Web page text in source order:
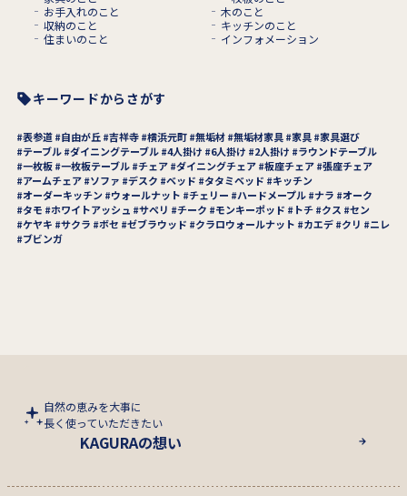
お手入れのこと
木のこと
収納のこと
キッチンのこと
住まいのこと
インフォメーション
キーワードからさがす
表参道 自由が丘 吉祥寺 横浜元町 無垢材 無垢材家具 家具 家具選び
テーブル ダイニングテーブル 4人掛け 6人掛け 2人掛け
ラウンドテーブル
一枚板 一枚板テーブル チェア ダイニングチェア 板座チェア 張座チェア
アームチェア
ソファ デスク ベッド タタミベッド
キッチン
オーダーキッチン
ウォールナット チェリー ハードメープル ナラ
オーク
タモ
ホワイトアッシュ サペリ チーク モンキーポッド トチ クス
セン
ケヤキ
サクラ ボセ ゼブラウッド クラロウォールナット カエデ クリ
ニレ
ブビンガ
自然の恵みを大事に
長く使っていただきたい
KAGURAの想い